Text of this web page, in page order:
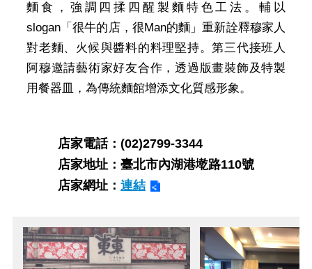
麵食，強調四揉四醒製麵特色工法。輔以
slogan「很牛的店，很Man的麵」重新詮釋穆家人
對老麵、火候與醬料的料理堅持。第三代接班人
阿穆邀請藝術家好友合作，透過版畫裝飾及特製
用餐器皿，為傳統麵館增添文化質感形象。
店家電話：(02)2799-3344
店家地址：臺北市內湖港墘路110號
店家網址： 連結